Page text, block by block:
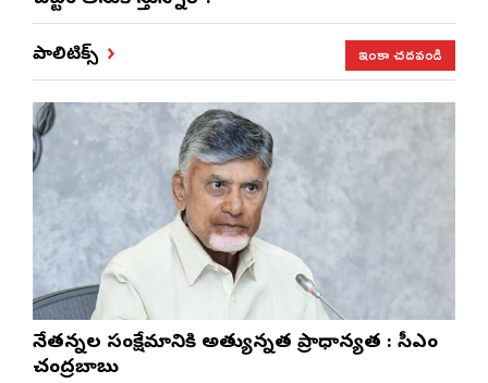
పాలిటిక్స్ ఇంకా చదవండి
నేతన్నల సంక్షేమానికి అత్యున్నత ప్రాధాన్యత : సీఎం
చంద్రబాబు